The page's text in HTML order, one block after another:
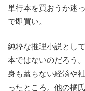
単行本を買おうか迷
で即買い。
純粋な推理小説とし
本ではないのだろう
身も蓋もない経済や
ったところ。他の橘